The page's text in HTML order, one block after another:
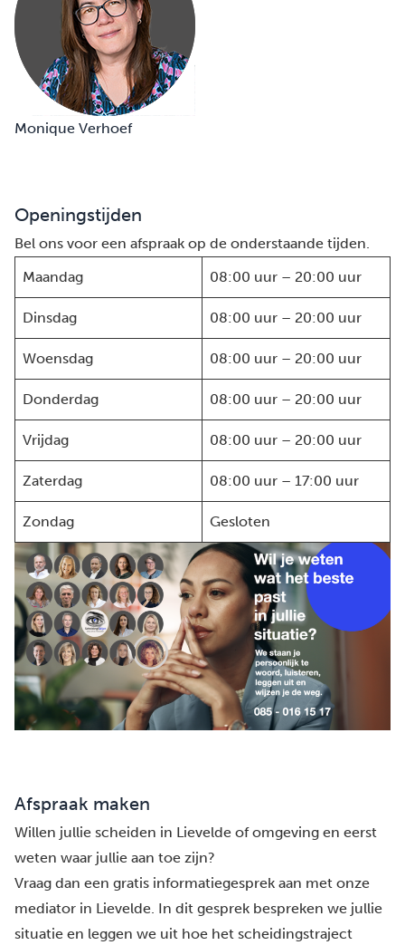
Monique Verhoef
Openingstijden
Bel ons voor een afspraak op de onderstaande tijden.
Maandag
08:00 uur – 20:00 uur
Dinsdag 08:00 uur – 20:00 uur
Woensdag 08:00 uur – 20:00 uur
Donderdag 08:00 uur – 20:00 uur
Vrijdag 08:00 uur – 20:00 uur
Zaterdag 08:00 uur – 17:00 uur
Zondag Gesloten
Afspraak maken
Willen jullie scheiden in Lievelde of omgeving en eerst
weten waar jullie aan toe zijn?
Vraag dan een gratis informatiegesprek aan met onze
mediator in Lievelde. In dit gesprek bespreken we jullie
situatie en leggen we uit hoe het scheidingstraject